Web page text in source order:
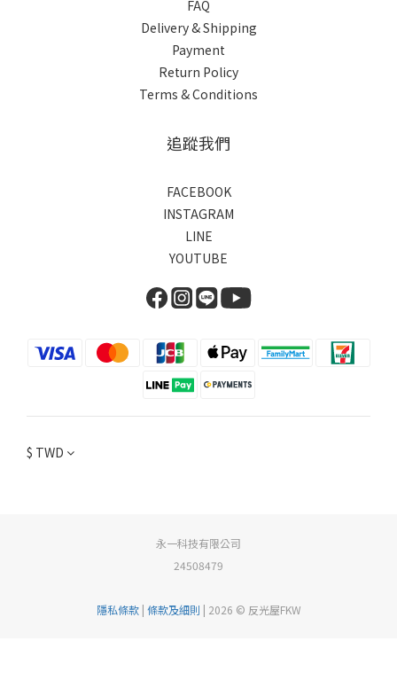
FAQ
Delivery & Shipping
Payment
Return Policy
Terms & Conditions
追蹤我們
FACEBOOK
INSTAGRAM
LINE
YOUTUBE
$ TWD
永一科技有限公司
24508479
隱私條款| 條款及細則 | 2026 © 反光屋FKW